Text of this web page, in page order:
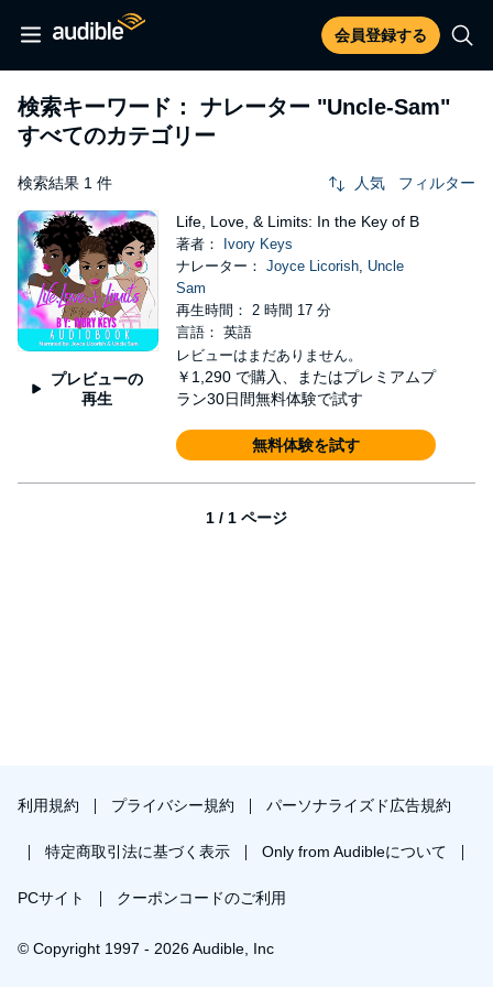
会員登録する
検索キーワード： ナレーター "Uncle-Sam"
すべてのカテゴリー
検索結果 1 件 人気 フィルター
プレビューの
再生
Life, Love, & Limits: In the Key of B
著者：
Ivory Keys
ナレーター： Joyce Licorish, Uncle
Sam
再生時間： 2 時間 17 分
言語： 英語
レビューはまだありません。
￥1,290 で購入、またはプレミアムプ
ラン30日間無料体験で試す
無料体験を試す
1 / 1 ページ
利用規約 プライバシー規約 パーソナライズド広告規約
特定商取引法に基づく表示 Only from Audibleについて
PCサイト クーポンコードのご利用
© Copyright 1997 - 2026 Audible, Inc